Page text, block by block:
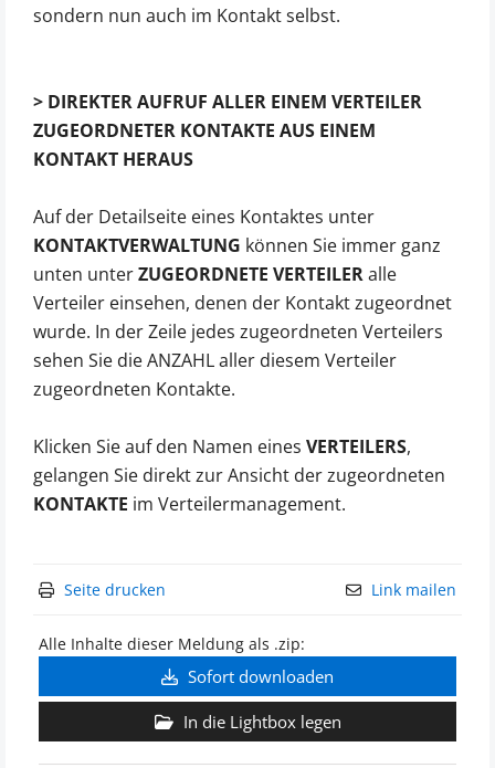
sondern nun auch im Kontakt selbst.
> DIREKTER AUFRUF ALLER EINEM VERTEILER
ZUGEORDNETER KONTAKTE AUS EINEM
KONTAKT HERAUS
Auf der Detailseite eines Kontaktes unter
KONTAKTVERWALTUNG können Sie immer ganz
unten unterZUGEORDNETE VERTEILERalle
Verteiler einsehen, denen der Kontakt zugeordnet
wurde. In der Zeile jedes zugeordneten Verteilers
sehen Sie die ANZAHL aller diesem Verteiler
zugeordneten Kontakte.
Klicken Sie auf den Namen eines VERTEILERS,
gelangen Sie direkt zur Ansicht der zugeordneten
KONTAKTE im Verteilermanagement.
Seite drucken Link mailen
Alle Inhalte dieser Meldung als .zip:
Sofort downloaden
In die Lightbox legen